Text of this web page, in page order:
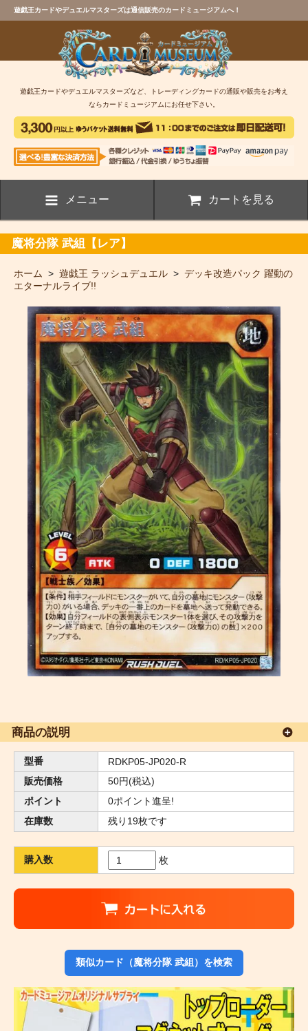
遊戯王カードやデュエルマスターズは通信販売のカードミュージアムへ！
遊戯王カードやデュエルマスターズなど、トレーディングカードの通販や販売をお考え
ならカードミュージアムにお任せ下さい。
メニュー カートを見る
魔将分隊 武組【レア】
ホーム > 遊戯王 ラッシュデュエル > デッキ改造パック 躍動の
エターナルライブ!!
商品の説明
型番
RDKP05-JP020-R
販売価格
50円(税込)
ポイント
0ポイント進呈!
在庫数
残り19枚です
購入数 枚
類似カード（魔将分隊 武組）を検索